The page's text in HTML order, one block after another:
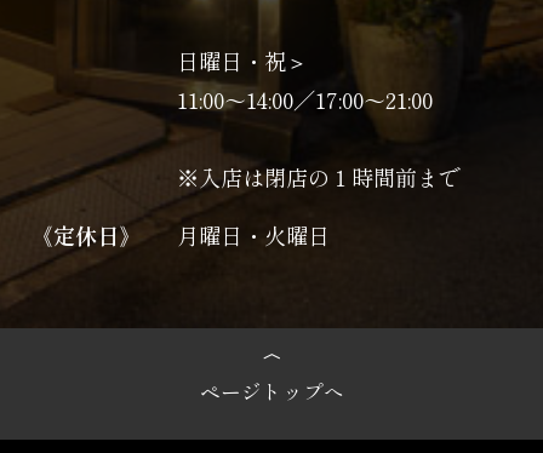
日曜日・祝＞
11:00〜14:00／17:00〜21:00
※入店は閉店の１時間前まで
《定休日》
月曜日・火曜日
ページトップへ